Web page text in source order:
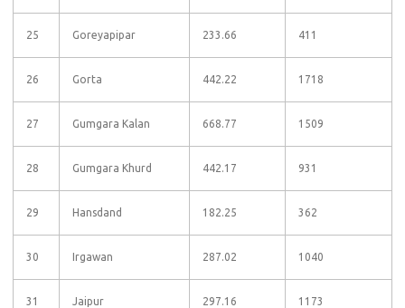
25 Goreyapipar 233.66 411
26 Gorta 442.22 1718
27 Gumgara Kalan 668.77 1509
28 Gumgara Khurd 442.17 931
29 Hansdand 182.25 362
30 Irgawan 287.02 1040
31 Jaipur 297.16 1173